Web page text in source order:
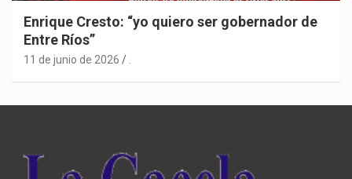
Enrique Cresto: “yo quiero ser gobernador de
Entre Ríos”
11 de junio de 2026